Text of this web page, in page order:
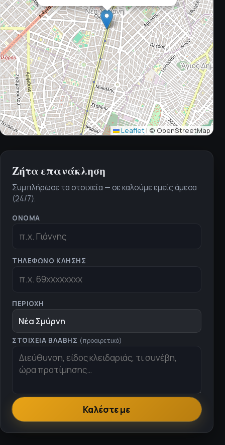
Leaflet | © OpenStreetMap
Ζήτα επανάκληση
Συμπλήρωσε τα στοιχεία — σε καλούμε εμείς άμεσα
(24/7).
ΌΝΟΜΑ
ΤΗΛΈΦΩΝΟ ΚΛΉΣΗΣ
ΠΕΡΙΟΧΉ
Νέα Σμύρνη
ΣΤΟΙΧΕΊΑ ΒΛΆΒΗΣ (προαιρετικό)
Καλέστε με